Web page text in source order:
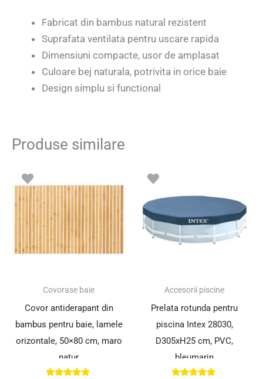
Fabricat din bambus natural rezistent
Suprafata ventilata pentru uscare rapida
Dimensiuni compacte, usor de amplasat
Culoare bej naturala, potrivita in orice baie
Design simplu si functional
Produse similare
Covorase baie
Covor antiderapant din
bambus pentru baie, lamele
orizontale, 50×80 cm, maro
natur
Accesorii piscine
Prelata rotunda pentru
piscina Intex 28030,
D305xH25 cm, PVC,
bleumarin